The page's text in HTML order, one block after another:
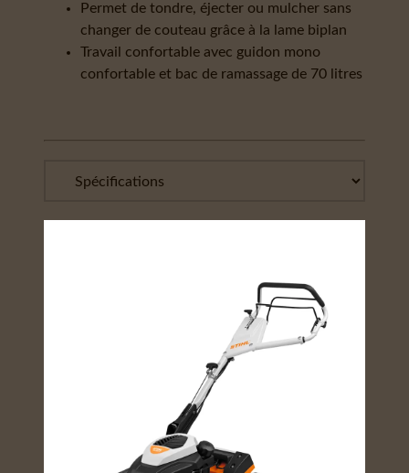
Permet de tondre, éjecter ou mulcher sans
changer de couteau grâce à la lame biplan
Travail confortable avec guidon mono
confortable et bac de ramassage de 70 litres